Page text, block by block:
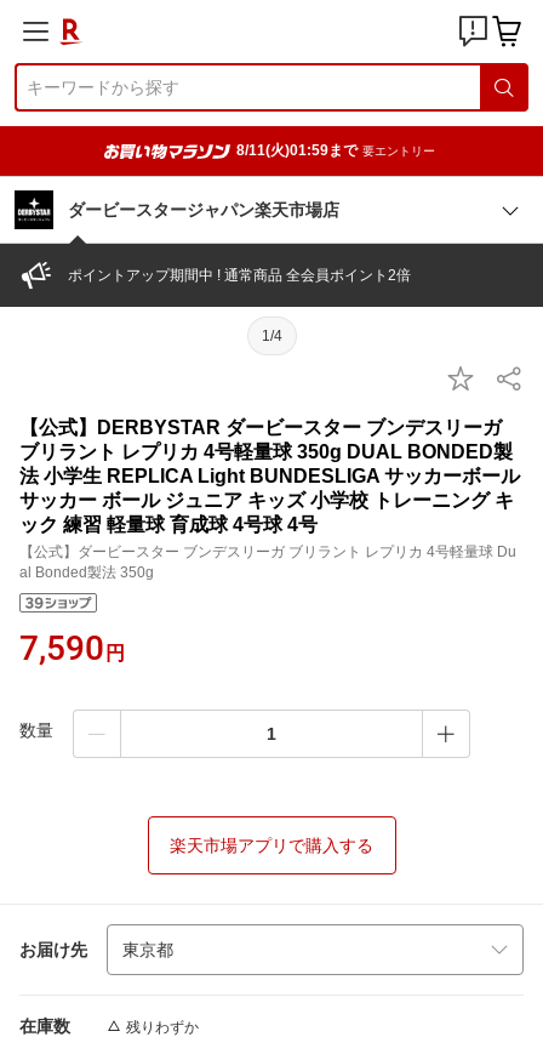
8/11(火)01:59まで 要エントリー
ダービースタージャパン楽天市場店
ポイントアップ期間中 ! 通常商品 全会員ポイント2倍
1/4
【公式】DERBYSTAR ダービースター ブンデスリーガ
ブリラント レプリカ 4号軽量球 350g DUAL BONDED製
法 小学生 REPLICA Light BUNDESLIGA サッカーボール
サッカー ボール ジュニア キッズ 小学校 トレーニング キ
ック 練習 軽量球 育成球 4号球 4号
【公式】ダービースター ブンデスリーガ ブリラント レプリカ 4号軽量球 Du
al Bonded製法 350g
7,590 円
数量
楽天市場アプリで購入する
お届け先
在庫数 残りわずか